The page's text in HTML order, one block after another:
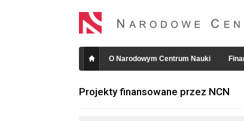
O Narodowym Centrum Nauki
Projekty finansowane przez NCN